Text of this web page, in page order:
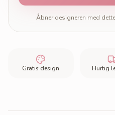
Åbner designeren med
Gratis design Hurtig